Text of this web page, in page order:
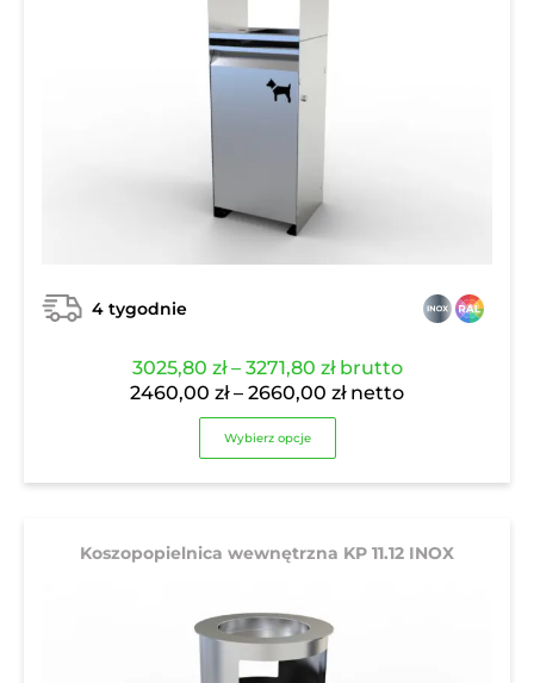
4 tygodnie
3025,80 zł – 3271,80 złZakres
cen:
od
do
3271,80 zł
brutto
2460,00 zł – 2660,00 złZakres
do
netto
Wybierz opcje
Koszopopielnica wewnętrzna KP 11.12 INOX